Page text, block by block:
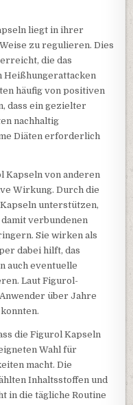
liegt in ihrer
zu regulieren. Dies
die das
Heißhungerattacken
häufig von positiven
dass ein gezielter
nachhaltig
Diäten erforderlich
Kapseln von anderen
Wirkung. Durch die
unterstützen,
verbundenen
Sie wirken als
dabei hilft, das
auch eventuelle
Laut Figurol-
über Jahre
die Figurol Kapseln
Wahl für
macht. Die
Inhaltsstoffen und
in die tägliche Routine